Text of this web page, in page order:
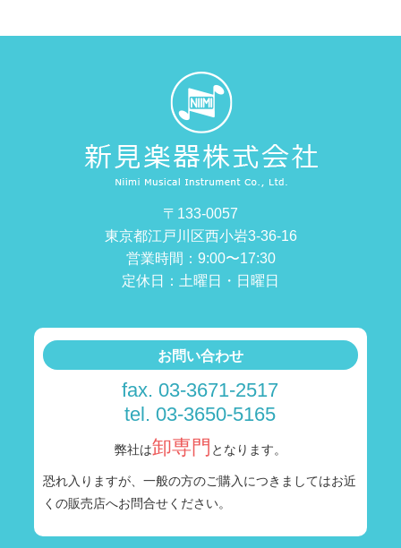
〒133-0057
東京都江戸川区西小岩3-36-16
営業時間：9:00〜17:30
定休日：土曜日・日曜日
お問い合わせ
fax. 03-3671-2517
tel. 03-3650-5165
弊社は卸専門 となります。
恐れ入りますが、一般の方のご購入につきましてはお近
くの販売店へお問合せください。